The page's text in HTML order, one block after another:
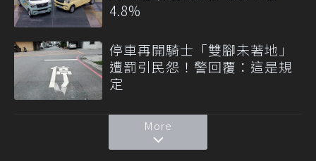
4.8%
停車再開騎士「雙腳未著地」
遭罰引民怨！警回覆：這是規
定
More